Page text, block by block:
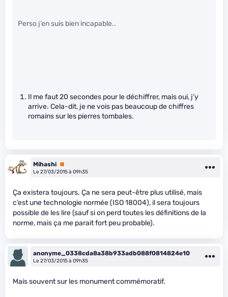
Perso j’en suis bien incapable..
Il me faut 20 secondes pour le déchiffrer, mais oui, j’y
arrive. Cela-dit, je ne vois pas beaucoup de chiffres
romains sur les pierres tombales.
Mihashi Premium
Le 27/03/2015 à 09h35
Ça existera toujours. Ça ne sera peut-être plus utilisé, mais
c’est une technologie normée (ISO 18004), il sera toujours
possible de les lire (sauf si on perd toutes les définitions de la
norme, mais ça me parait fort peu probable).
anonyme_0338cda8a38b933adb088f0814824e10
Le 27/03/2015 à 09h35
Mais souvent sur les monument commémoratif.